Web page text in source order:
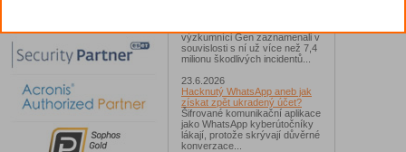
výzkumníci Gen zaznamenali v
souvislosti s ní už více než 7,4
milionu škodlivých incidentů...
23.6.2026
Hacknutý WhatsApp aneb jak
získat zpět ukradený účet?
Šifrované komunikační aplikace
jako WhatsApp kyberútočníky
lákají, protože skrývají důvěrné
konverzace...